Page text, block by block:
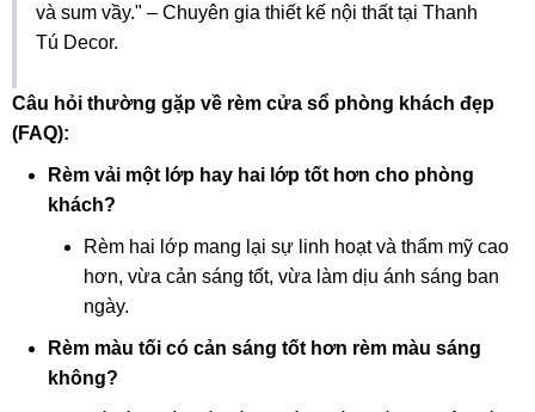
và sum vầy." – Chuyên gia thiết kế nội thất tại Thanh
Tú Decor.
Câu hỏi thường gặp về rèm cửa sổ phòng khách đẹp
(FAQ):
Rèm vải một lớp hay hai lớp tốt hơn cho phòng
khách?
Rèm hai lớp mang lại sự linh hoạt và thẩm mỹ cao
hơn, vừa cản sáng tốt, vừa làm dịu ánh sáng ban
ngày.
Rèm màu tối có cản sáng tốt hơn rèm màu sáng
không?